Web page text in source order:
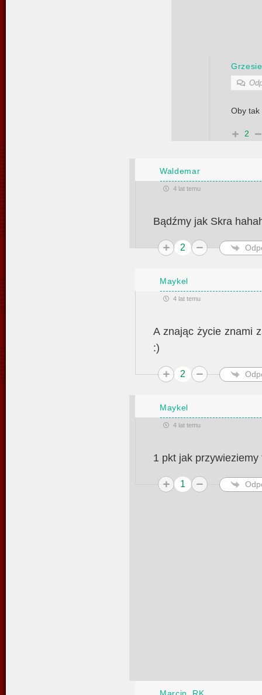
Oby tak
2
Waldemar
4 lat temu
Bądźmy jak Skra
2
Maykel
4 lat temu
A znając życie znami
:)
2
Maykel
4 lat temu
1 pkt jak
1
Marcin_RK